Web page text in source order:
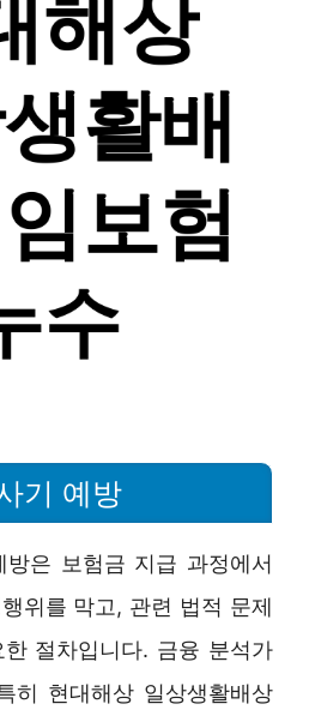
기 예방
은 보험금 지급 과정에서
위를 막고, 관련 법적 문제
절차입니다. 금융 분석가
히 현대해상 일상생활배상